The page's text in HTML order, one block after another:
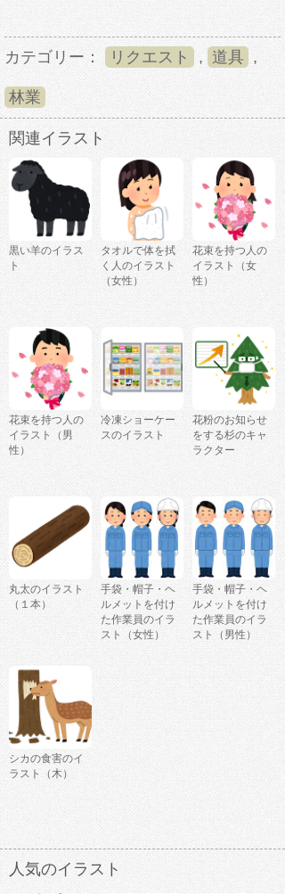
カテゴリー： リクエスト , 道具 ,
林業
関連イラスト
黒い羊のイラス
ト
タオルで体を拭
く人のイラスト
（女性）
花束を持つ人の
イラスト（女
性）
花束を持つ人の
イラスト（男
性）
冷凍ショーケー
スのイラスト
花粉のお知らせ
をする杉のキャ
ラクター
丸太のイラスト
（１本）
手袋・帽子・ヘ
ルメットを付け
た作業員のイラ
スト（女性）
手袋・帽子・ヘ
ルメットを付け
た作業員のイラ
スト（男性）
シカの食害のイ
ラスト（木）
人気のイラスト